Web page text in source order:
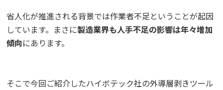
省人化が推進される背景では作業者不足ということが起因
しています。まさに製造業界も人手不足の影響は年々増加
傾向にあります。
そこで今回ご紹介したハイボテック社の外導層剥きツール